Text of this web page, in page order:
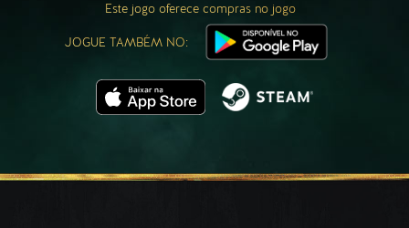
Este jogo oferece compras no jogo
JOGUE TAMBÉM NO: